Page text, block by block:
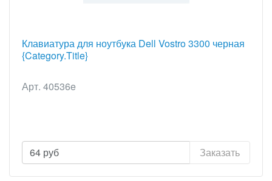
Клавиатура для ноутбука Dell Vostro 3300 черная
{Category.Title}
Арт. 40536e
64 руб Заказать